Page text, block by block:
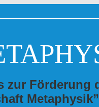
zur Förderung
Metaphysik”